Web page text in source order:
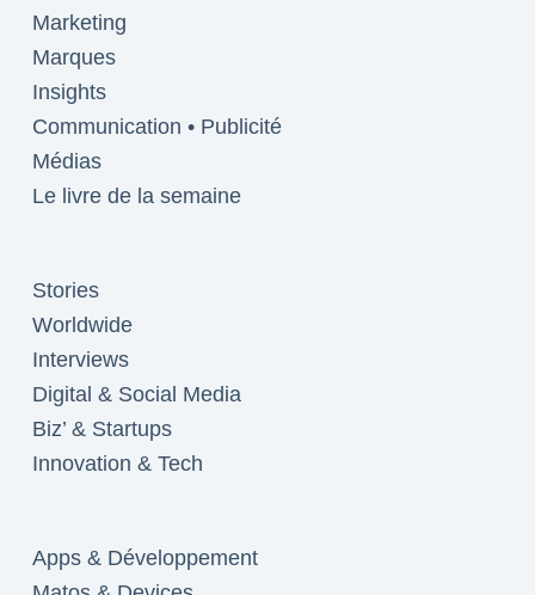
Marketing
Marques
Insights
Communication • Publicité
Médias
Le livre de la semaine
Stories
Worldwide
Interviews
Digital & Social Media
Biz’ & Startups
Innovation & Tech
Apps & Développement